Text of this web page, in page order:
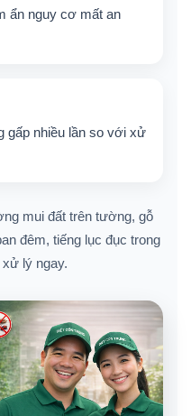
ẩn nguy cơ mất an
gấp nhiều lần so với xử
mui đất trên tường, gỗ
đêm, tiếng lục đục trong
lý ngay.